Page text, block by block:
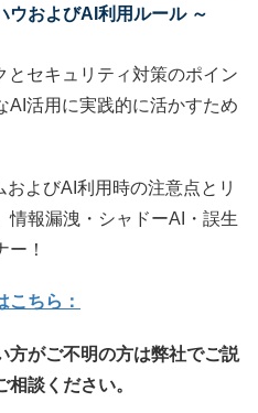
ウおよびAI利用ルール ～
とセキュリティ対策のポイン
AI活用に実践的に活かすため
およびAI利用時の注意点とリ
情報漏洩・シャドーAI・誤生
ー！
こちら：
方がご不明の方は弊社でご説
談ください。